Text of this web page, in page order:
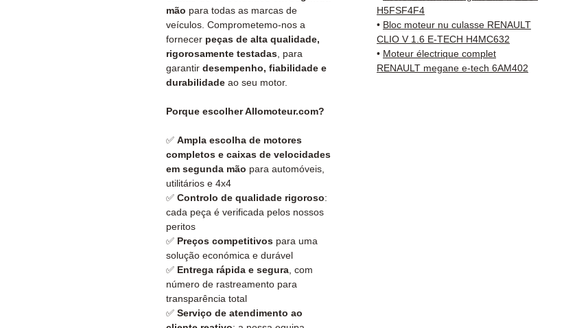
mão para todas as marcas de
veículos. Comprometemo-nos a
fornecer peças de alta qualidade,
rigorosamente testadas , para
garantir desempenho, fiabilidade e
durabilidade ao seu motor.
Porque escolher Allomoteur.com?
✅ Ampla escolha de motores
completos e caixas de velocidades
em segunda mão para automóveis,
utilitários e 4x4
✅ Controlo de qualidade rigoroso:
cada peça é verificada pelos nossos
peritos
✅ Preços competitivos para uma
solução económica e durável
✅ Entrega rápida e segura , com
número de rastreamento para
transparência total
✅ Serviço de atendimento ao
H5FSF4F4
• Bloc moteur nu culasse RENAULT
CLIO V 1.6 E-TECH H4MC632
• Moteur électrique complet
RENAULT megane e-tech 6AM402